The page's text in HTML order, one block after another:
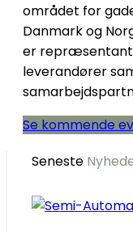
området for
Danmark og
er
leverandører
Se kommende
Seneste